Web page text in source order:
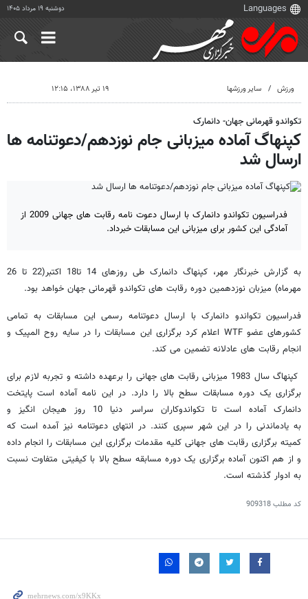
دوشنبه ۱۹ مرداد ۱۴۰۵
ورزش سایر ورزشها ۱۹ تیر ۱۳۸۸، ۱۲:۱۵
تکواندو قهرمانی جهان- دانمارک
کپنهاگ آماده میزبانی جام نوزدهم/دعوتنامه ها
ارسال شد
فدراسیون تکواندو دانمارک با ارسال دعوت نامه رقابت های جهانی 2009 از
آمادگی این کشور برای میزبانی این مسابقات خبرداد.
به گزارش خبرنگار مهر، کپنهاگ دانمارک طی روزهای 14 تا18 اکتبر(22 تا 26
مهرماه) میزبان نوزدهمین دوره رقابت های تکواندو قهرمانی جهان خواهد بود.
فدراسیون تکواندو دانمارک با ارسال دعوتنامه رسمی این مسابقات به تمامی
کشورهای عضو WTF اعلام کرد برگزاری این مسابقات را در سایه روح المپیک و
انجام رقابت های عادلانه تضمین می کند.
کپنهاگ سال 1983 میزبانی رقابت های جهانی را برعهده داشته و تجربه لازم برای
برگزاری یک دوره مسابقات سطح بالا را دارد. در این نامه آماده است پایتخت
دانمارک آماده است تا تکواندوکاران سراسر دنیا 10 روز هیجان انگیز و
به یادماندنی را در این شهر سپری کنند. در انتهای دعوتنامه نیز آمده است که
کمیته برگزاری رقابت های جهانی کلیه مقدمات برگزاری این مسابقات را انجام داده
و از هم اکنون آماده برگزاری یک دوره مسابقه سطح بالا با کیفیتی متفاوت نسبت
به ادوار گذشته است.
کد مطلب909318